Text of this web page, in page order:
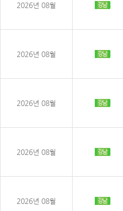
2026년 08월 강남
2026년 08월 강남
2026년 08월 강남
2026년 08월 강남
2026년 08월 강남